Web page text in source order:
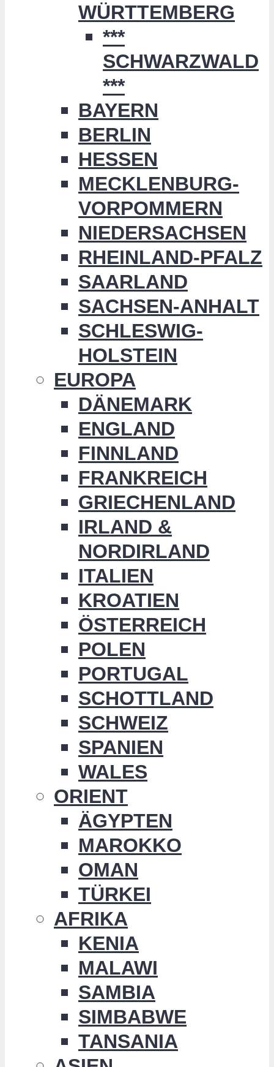
WÜRTTEMBERG
***
SCHWARZWALD
***
BAYERN
BERLIN
HESSEN
MECKLENBURG-
VORPOMMERN
NIEDERSACHSEN
RHEINLAND-PFALZ
SAARLAND
SACHSEN-ANHALT
SCHLESWIG-
HOLSTEIN
EUROPA
DÄNEMARK
ENGLAND
FINNLAND
FRANKREICH
GRIECHENLAND
IRLAND &
NORDIRLAND
ITALIEN
KROATIEN
ÖSTERREICH
POLEN
PORTUGAL
SCHOTTLAND
SCHWEIZ
SPANIEN
WALES
ORIENT
ÄGYPTEN
MAROKKO
OMAN
TÜRKEI
AFRIKA
KENIA
MALAWI
SAMBIA
SIMBABWE
TANSANIA